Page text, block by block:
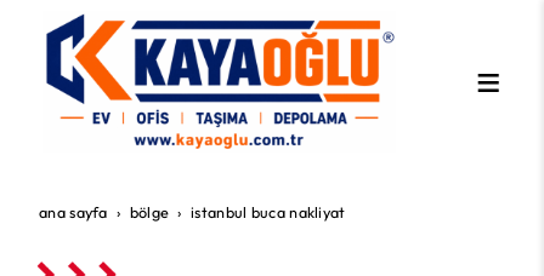
ana sayfa bölge i̇stanbul buca nakliyat